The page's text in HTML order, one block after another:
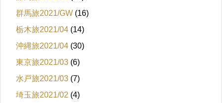
群馬旅2021/GW (16)
栃木旅2021/04 (14)
沖縄旅2021/04 (30)
東京旅2021/03 (6)
水戸旅2021/03 (7)
埼玉旅2021/02 (4)